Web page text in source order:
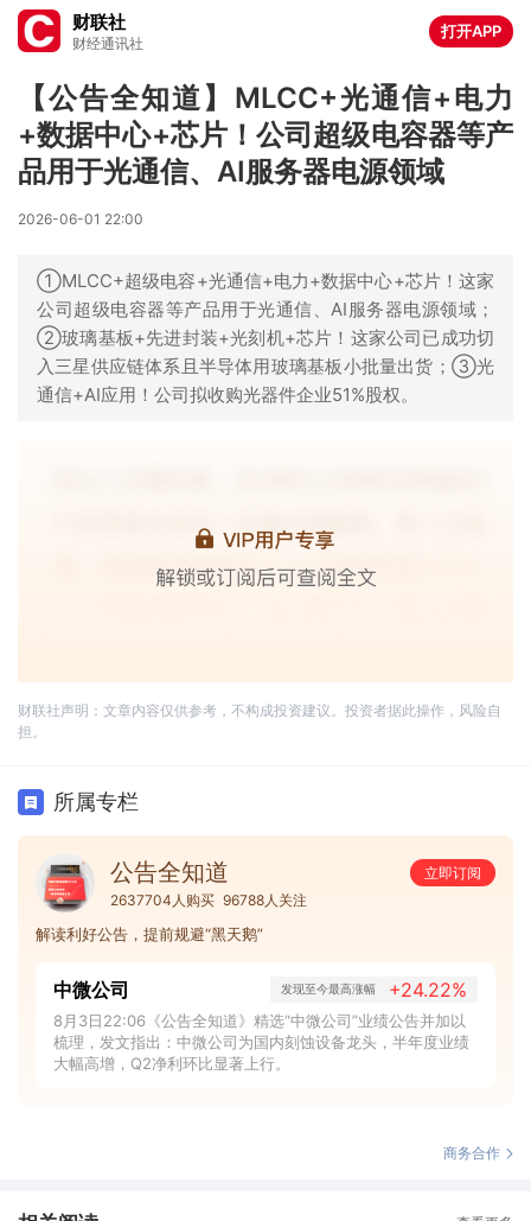
财联社
财经通讯社
打开APP
【公告全知道】MLCC+光通信+电力
+数据中心+芯片！公司超级电容器等产
品用于光通信、AI服务器电源领域
2026-06-01 22:00
①MLCC+超级电容+光通信+电力+数据中心+芯片！这家
公司超级电容器等产品用于光通信、AI服务器电源领域；
②玻璃基板+先进封装+光刻机+芯片！这家公司已成功切
入三星供应链体系且半导体用玻璃基板小批量出货；③光
通信+AI应用！公司拟收购光器件企业51%股权。
财联社声明：文章内容仅供参考，不构成投资建议。投资者据此操作，风险自
担。
所属专栏
公告全知道
立即订阅
2637704人购买 96788人关注
解读利好公告，提前规避“黑天鹅”
中微公司 发现至今最高涨幅 +24.22%
8月3日22:06《公告全知道》精选“中微公司”业绩公告并加以
梳理，发文指出：中微公司为国内刻蚀设备龙头，半年度业绩
大幅高增，Q2净利环比显著上行。
商务合作